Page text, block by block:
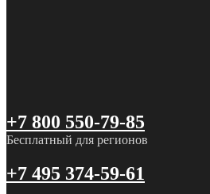
+7 800 550-79-85
Бесплатный для регионов
+7 495 374-59-61